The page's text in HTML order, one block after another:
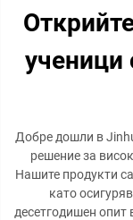
ученици
Добре дошли в
решение за
Нашите продукти
като
десетгодишен опит